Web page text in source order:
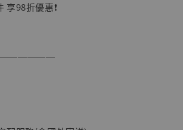
享98折優惠❗️